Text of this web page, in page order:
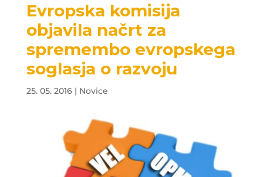
Evropska komisija
objavila načrt za
spremembo evropskega
soglasja o razvoju
25. 05. 2016| Novice